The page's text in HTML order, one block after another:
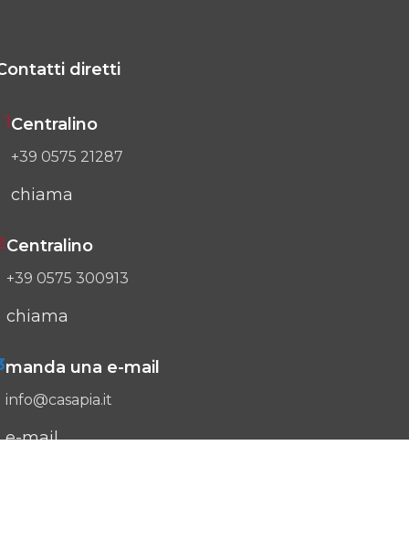
diretti
1Centralino
+39 0575 21287
chiama
Centralino
+39 0575 300913
chiama
manda una e-mail
info@casapia.it
e-mail